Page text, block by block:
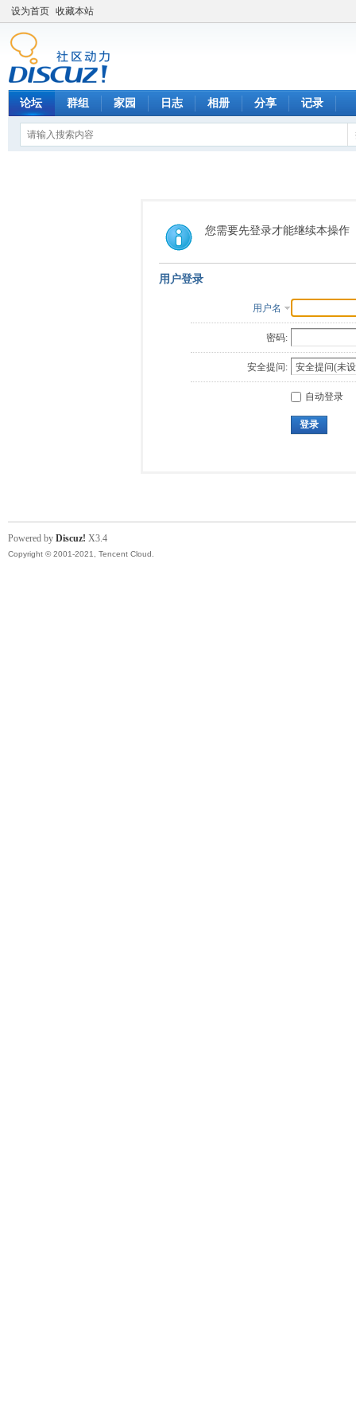
设为首页 收藏本站
论坛 群组 家园 日志 相册 分享 记录
您需要先登录才能继续本操作
用户登录
用户名
密码:
安全提问:
自动登录
登录
Powered by Discuz! X3.4
Copyright © 2001-2021, Tencent Cloud.